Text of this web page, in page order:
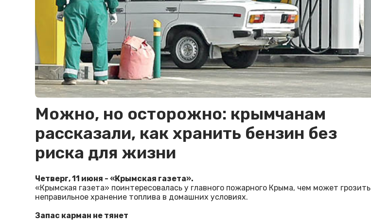
Можно, но осторожно: крымчанам
рассказали, как хранить бензин без
риска для жизни
Четверг, 11 июня - «Крымская газета».
«Крымская газета» поинтересовалась у главного пожарного Крыма, чем может грозить
неправильное хранение топлива в домашних условиях.
Запас карман не тянет